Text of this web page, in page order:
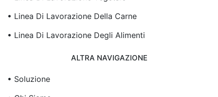
• Linea Di Lavorazione Della Carne
• Linea Di Lavorazione Degli Alimenti
ALTRA NAVIGAZIONE
• Soluzione